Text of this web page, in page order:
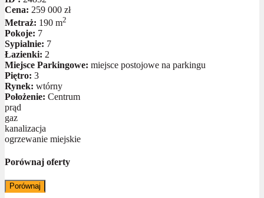
Cena: 259 000 zł
Metraż: 190 m2
Pokoje: 7
Sypialnie: 7
Łazienki: 2
Miejsce Parkingowe: miejsce postojowe na parkingu
Piętro: 3
Rynek: wtórny
Położenie: Centrum
prąd
gaz
kanalizacja
ogrzewanie miejskie
Porównaj oferty
Porównaj